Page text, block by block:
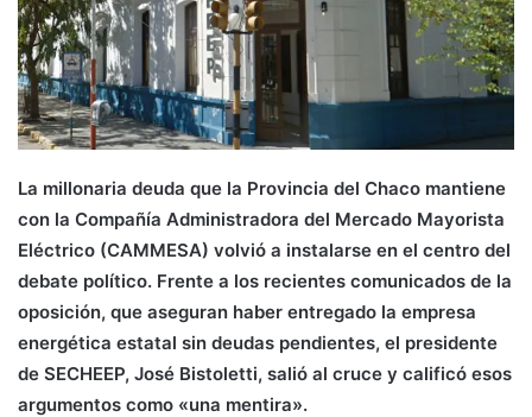
La millonaria deuda que la Provincia del Chaco mantiene
con la Compañía Administradora del Mercado Mayorista
Eléctrico (CAMMESA) volvió a instalarse en el centro del
debate político. Frente a los recientes comunicados de la
oposición, que aseguran haber entregado la empresa
energética estatal sin deudas pendientes, el presidente
de SECHEEP, José Bistoletti, salió al cruce y calificó esos
argumentos como «una mentira».